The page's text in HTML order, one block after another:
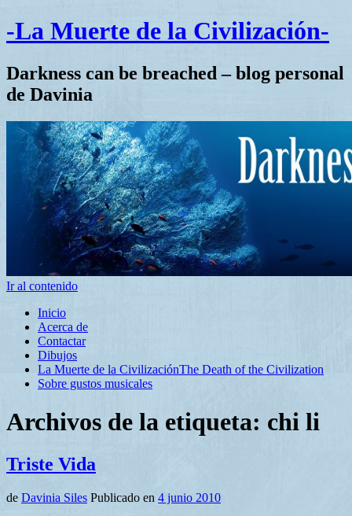
-La Muerte de la Civilización-
Darkness can be breached – blog personal
de Davinia
Ir al contenido
Inicio
Acerca de
Contactar
Dibujos
La Muerte de la CivilizaciónThe Death of the Civilization
Sobre gustos musicales
Archivos de la etiqueta: chi li
Triste Vida
de Davinia Siles Publicado en 4 junio 2010